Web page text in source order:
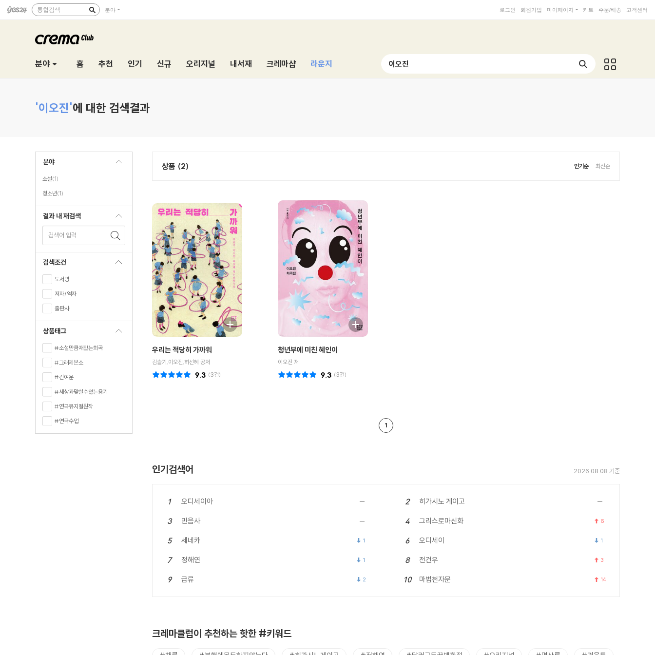
통합검색 분야 로그인 회원가입 마이페이지 카트 주문/배송 고객센터
분야 홈 추천 인기 신규 오리지널 내서재 크레마샵 라운지
'이오진'에 대한 검색결과
분야
소설(1)
청소년(1)
결과 내 재검색
검색어 입력
검색조건
도서명
저자/역자
출판사
상품태그
#소설만큼재밌는희곡
#그래제본소
#긴여운
#세상과맞설수있는용기
#연극뮤지컬원작
#연극수업
상품 (2) 인기순 최신순
우리는 적당히 가까워
김슬기,이오진,허선혜 공저
(3건)
9.3
청년부에 미친 혜인이
이오진 저
(3건)
9.3
1
인기검색어 2026.08.08 기준
1 오디세이아 2 히가시노 게이고
3 민음사 4 그리스로마신화 6
5 세네카 1 6 오디세이 1
7 정해연 1 8 전건우 3
9 급류 2 10 마법천자문 14
크레마클럽이 추천하는 핫한 #키워드